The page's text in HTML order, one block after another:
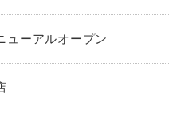
ューアルオープン